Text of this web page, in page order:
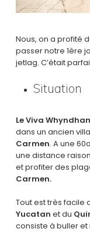
Nous, on a profité
passer notre 1ère
jetlag. C’était
Situation
Le Viva
dans un ancien
Carmen. A une
une distance
et profiter des
Carmen.
Tout est très facile
Yucatan et du
consiste à buller